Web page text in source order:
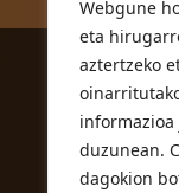
Webgune
eta
aztertzeko
duzunean.
dagokion
T.